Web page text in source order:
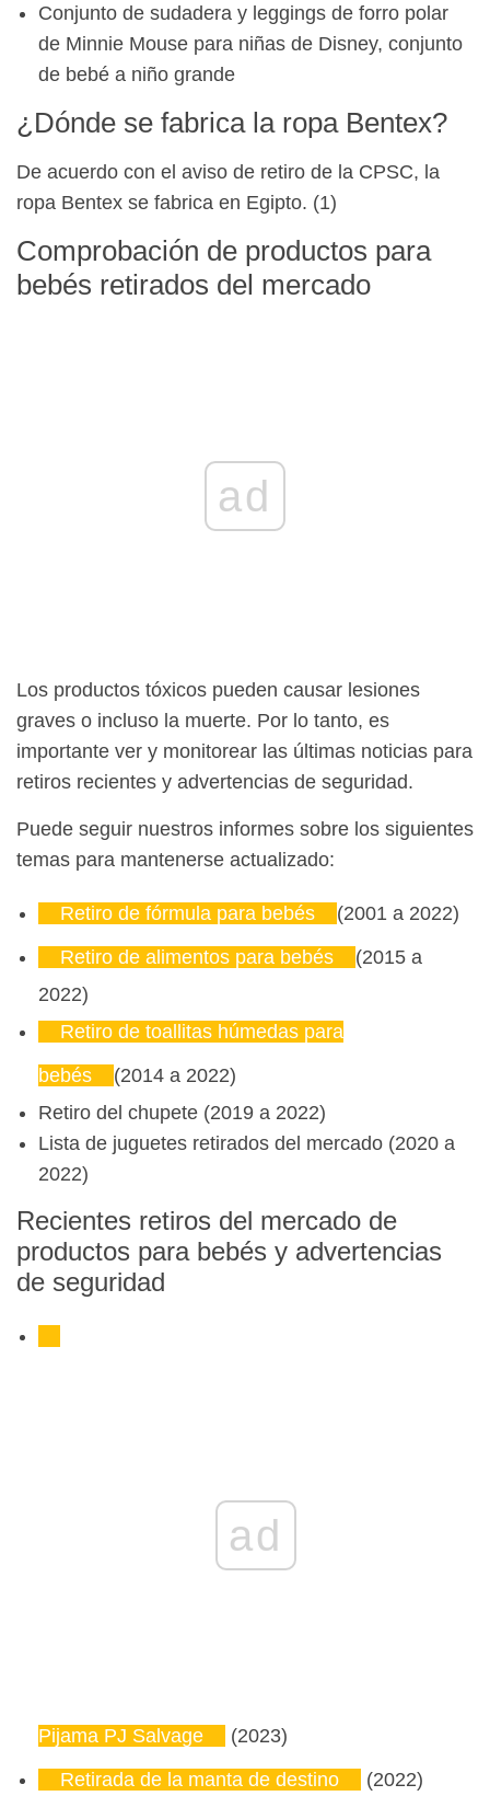
Conjunto de sudadera y leggings de forro polar
de Minnie Mouse para niñas de Disney, conjunto
de bebé a niño grande
¿Dónde se fabrica la ropa Bentex?
De acuerdo con el aviso de retiro de la CPSC, la
ropa Bentex se fabrica en Egipto. (1)
Comprobación de productos para
bebés retirados del mercado
ad
Los productos tóxicos pueden causar lesiones
graves o incluso la muerte. Por lo tanto, es
importante ver y monitorear las últimas noticias para
retiros recientes y advertencias de seguridad.
Puede seguir nuestros informes sobre los siguientes
temas para mantenerse actualizado:
Retiro de fórmula para bebés
(2001 a 2022)
Retiro de alimentos para bebés
(2015 a
2022)
Retiro de toallitas húmedas para
bebés
(2014 a 2022)
Retiro del chupete (2019 a 2022)
Lista de juguetes retirados del mercado (2020 a
2022)
Recientes retiros del mercado de
productos para bebés y advertencias
de seguridad
ad
Pijama PJ Salvage
(2023)
Retirada de la manta de destino
(2022)